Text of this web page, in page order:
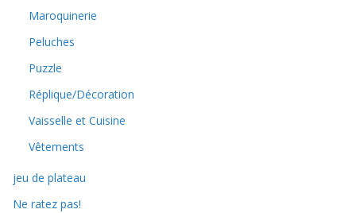
Maroquinerie
Peluches
Puzzle
Réplique/Décoration
Vaisselle et Cuisine
Vêtements
jeu de plateau
Ne ratez pas!